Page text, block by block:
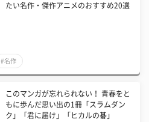
たい名作・傑作アニメのおすすめ20選
#名作
このマンガが忘れられない！ 青春をと
もに歩んだ思い出の1冊「スラムダン
ク」「君に届け」「ヒカルの碁」